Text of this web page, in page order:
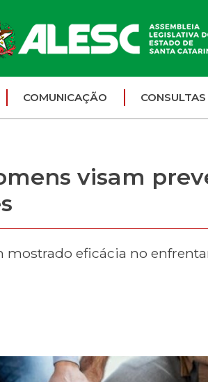
COMUNICAÇÃO CONSULTAS
visam
mostrado eficácia no